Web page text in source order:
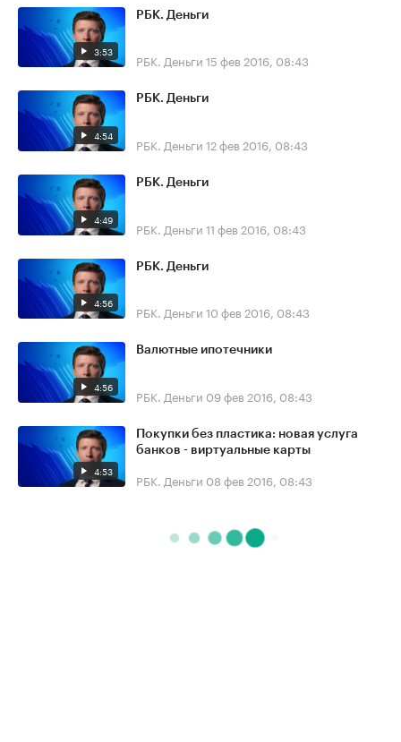
3:53
РБК. Деньги
РБК. Деньги 15 фев 2016, 08:43
4:54
РБК. Деньги
РБК. Деньги 12 фев 2016, 08:43
4:49
РБК. Деньги
РБК. Деньги 11 фев 2016, 08:43
4:56
РБК. Деньги
РБК. Деньги 10 фев 2016, 08:43
4:56
Валютные ипотечники
РБК. Деньги 09 фев 2016, 08:43
4:53
Покупки без пластика: новая услуга
банков - виртуальные карты
РБК. Деньги 08 фев 2016, 08:43